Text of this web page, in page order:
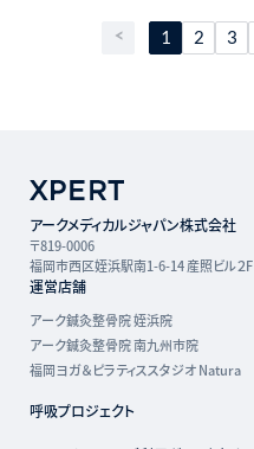
1 2 3
アークメディカルジャパン株式会社
〒819-0006
福岡市西区姪浜駅南1-6-14 産照ビル２F
運営店舗
アーク鍼灸整骨院 姪浜院
アーク鍼灸整骨院 南九州市院
福岡ヨガ＆ピラティススタジオ Natura
呼吸プロジェクト